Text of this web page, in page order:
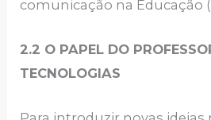
comunicação na Educação
2.2 O PAPEL DO
TECNOLOGIAS